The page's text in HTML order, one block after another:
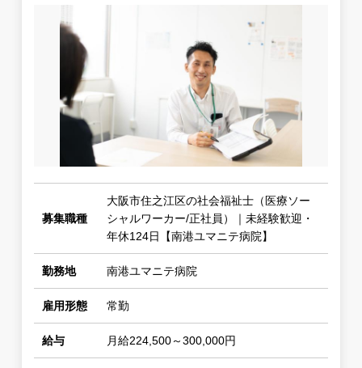
募集職種
大阪市住之江区の社会福祉士（医療ソー
シャルワーカー/正社員）｜未経験歓迎・
年休124日【南港ユマニテ病院】
勤務地 南港ユマニテ病院
雇用形態 常勤
給与 月給224,500～300,000円